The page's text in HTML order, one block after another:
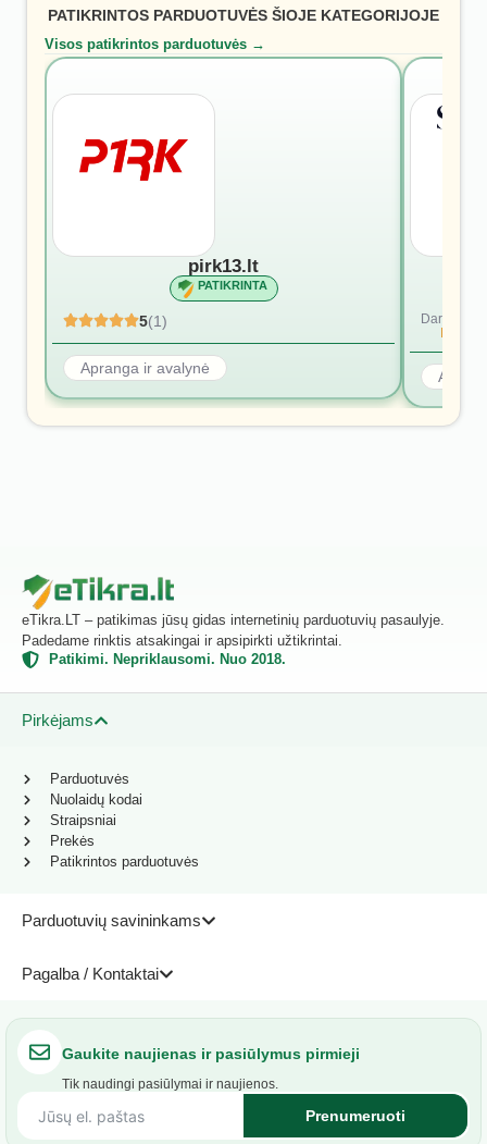
PATIKRINTOS PARDUOTUVĖS ŠIOJE KATEGORIJOJE
Visos patikrintos parduotuvės →
pirk13.lt
PATIKRINTA
5(1)
Apranga ir avalynė
Dar nėra
eTikra.LT – patikimas jūsų gidas internetinių parduotuvių pasaulyje.
Padedame rinktis atsakingai ir apsipirkti užtikrintai.
Patikimi. Nepriklausomi. Nuo 2018.
Pirkėjams
Parduotuvių savininkams
Pagalba / Kontaktai
Parduotuvės
Nuolaidų kodai
Straipsniai
Prekės
Patikrintos parduotuvės
Gaukite naujienas ir pasiūlymus pirmieji
Tik naudingi pasiūlymai ir naujienos.
Prenumeruoti